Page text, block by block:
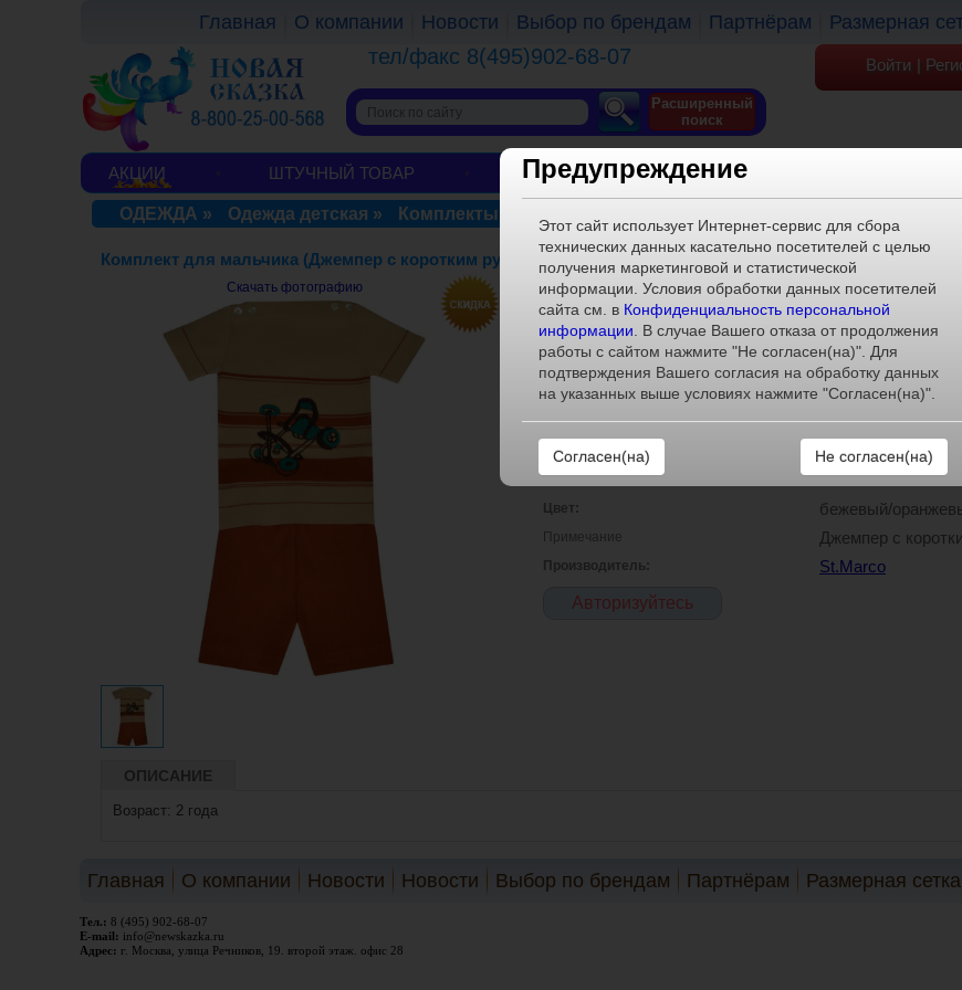
Главная О компании Новости Выбор по брендам Партнёрам Размерная
АКЦИИ ШТУЧНЫЙ ТОВАР ОБУВЬ ОДЕЖДА
тел/факс 8(495)902-68-07 Войти |
Расширенный
поиск
ОДЕЖДА » Одежда детская » Комплекты детские Комплект для мальчика (Джемпер с
Комплект для мальчика (Джемпер с коротким рукавом+шорты) 8069(2)-бежевый/оранжевый
Скачать фотографию ХАРАКТЕРИСТИКИ
Артикул: 8069(2)-бежевый/
2
Штук в коробке: 1
Расклад в коробе: 1
Материал внешний: 100% ПЭ
Материал внутренний: 100% ПЭ
Цвет: бежевый/
Примечание Джемпер с
Производитель: St.Marco
Авторизуйтесь
ОПИСАНИЕ
Возраст: 2 года
Главная О компании Новости Новости Выбор по брендам Партнёрам Размерная сетка
Тел.: 8 (495) 902-68-07
E-mail: info@newskazka.ru
Адрес: г. Москва, улица Речников, 19. второй этаж. офис 28
Предупреждение
Этот сайт использует Интернет-сервис для сбора
технических данных касательно посетителей с целью
получения маркетинговой и статистической
информации. Условия обработки данных посетителей
сайта см. в Конфиденциальность персональной
информации. В случае Вашего отказа от продолжения
работы с сайтом нажмите "Не согласен(на)". Для
подтверждения Вашего согласия на обработку данных
на указанных выше условиях нажмите "Согласен(на)".
Не согласен(на)